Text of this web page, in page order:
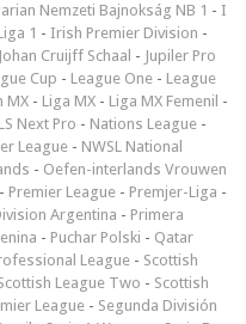
Nemzeti Bajnokság NB 1 - I
1 - Irish Premier Division -
Johan Cruijff Schaal - Jupiler Pro
Cup - League One - League
MX - Liga MX - Liga MX Femenil -
Next Pro - Nations League -
League - NWSL National
- Oefen-interlands Vrouwen
- Premier League - Premjer-Liga -
Argentina - Primera
- Puchar Polski - Qatar
League - Scottish
League Two - Scottish
League - Segunda División